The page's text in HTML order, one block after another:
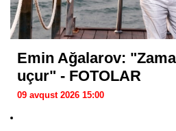
Emin Ağalarov:
uçur" - FOTOLAR
09 avqust 2026 15:00